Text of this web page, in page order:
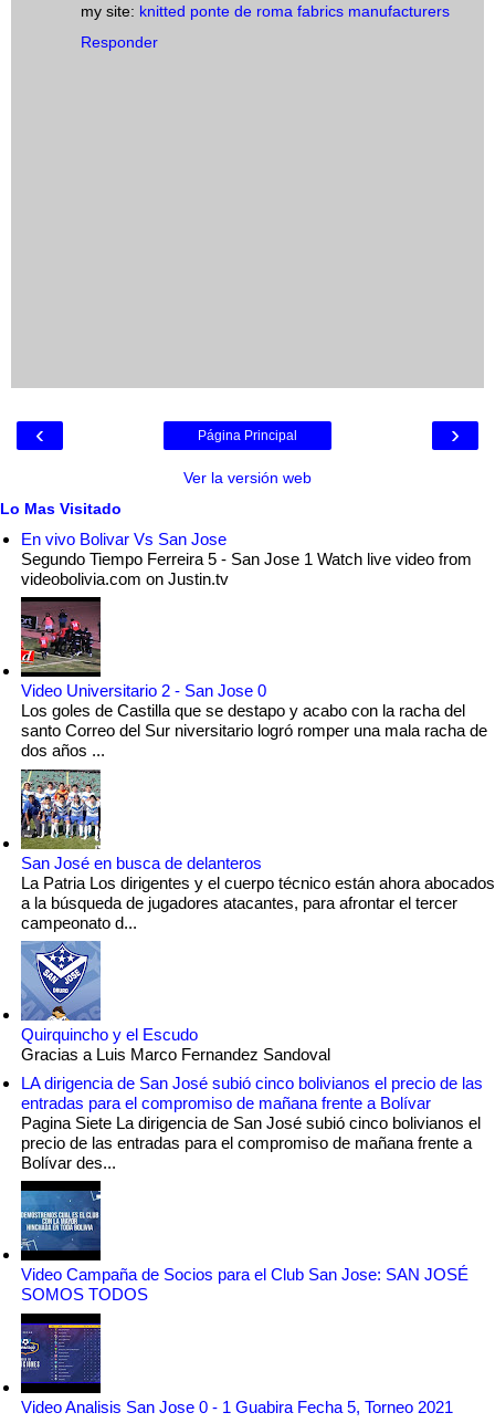
my site: knitted ponte de roma fabrics manufacturers
Responder
‹ ›
Página Principal
Ver la versión web
Lo Mas Visitado
En vivo Bolivar Vs San Jose
Segundo Tiempo Ferreira 5 - San Jose 1 Watch live video from
videobolivia.com on Justin.tv
Video Universitario 2 - San Jose 0
Los goles de Castilla que se destapo y acabo con la racha del
santo Correo del Sur niversitario logró romper una mala racha de
dos años ...
San José en busca de delanteros
La Patria Los dirigentes y el cuerpo técnico están ahora abocados
a la búsqueda de jugadores atacantes, para afrontar el tercer
campeonato d...
Quirquincho y el Escudo
Gracias a Luis Marco Fernandez Sandoval
LA dirigencia de San José subió cinco bolivianos el precio de las
entradas para el compromiso de mañana frente a Bolívar
Pagina Siete La dirigencia de San José subió cinco bolivianos el
precio de las entradas para el compromiso de mañana frente a
Bolívar des...
Video Campaña de Socios para el Club San Jose: SAN JOSÉ
SOMOS TODOS
Video Analisis San Jose 0 - 1 Guabira Fecha 5, Torneo 2021